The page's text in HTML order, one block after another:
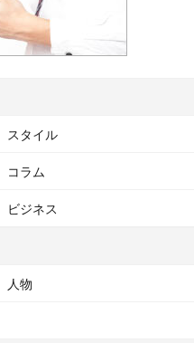
スタイル
コラム
ビジネス
人物